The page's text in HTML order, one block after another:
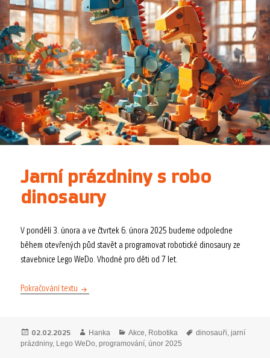
Jarní prázdniny s robo
dinosaury
V pondělí 3. února a ve čtvrtek 6. února 2025 budeme odpoledne
během otevřených půd stavět a programovat robotické dinosaury ze
stavebnice Lego WeDo. Vhodné pro děti od 7 let.
Pokračování textu Jarní prázdniny s robo dinosaury
Publikováno:
02.02.2025 Autor:
Hanka Rubriky:
Akce, Robotika Štítky:
dinosauři,jarní
prázdniny, Lego WeDo,programování,únor 2025